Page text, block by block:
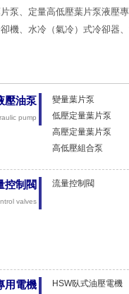
泵、定量高低壓葉片泵液壓
機、水冷（氣冷）式冷卻器
壓油泵
pump
變量葉片泵
低壓定量葉片泵
高壓定量葉片泵
高低壓組合泵
控制閥
valves
流量控制閥
用電機
HSW臥式油壓電機